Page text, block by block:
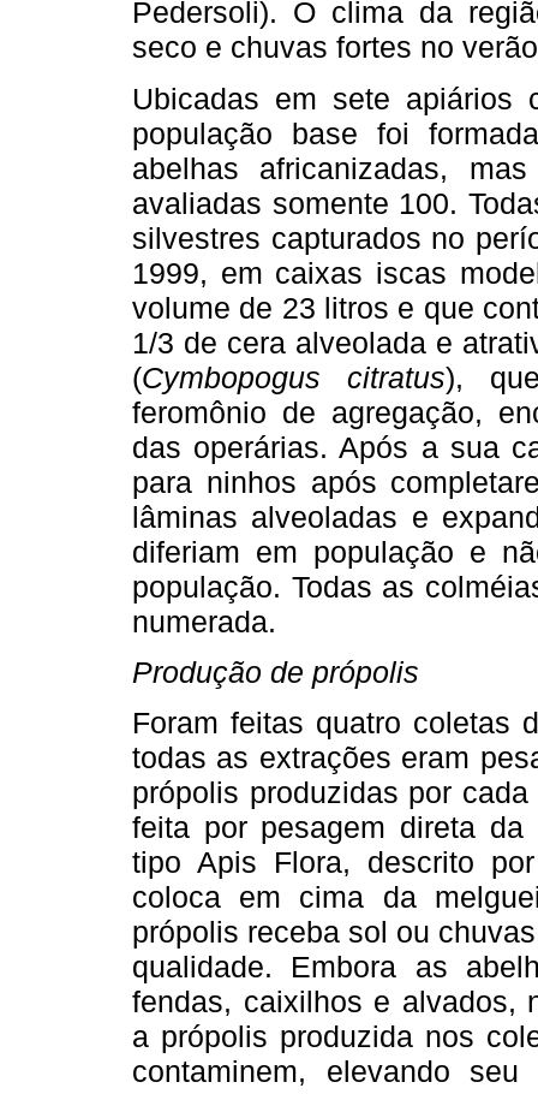
Pedersoli). O clima da
seco e chuvas fortes no
Ubicadas em sete apiários
população base foi
abelhas africanizadas,
avaliadas somente 100.
silvestres capturados no
1999, em caixas iscas
volume de 23 litros e que
1/3 de cera alveolada e
(Cymbopogus citratus),
feromônio de agregação,
das operárias. Após a sua
para ninhos após
lâminas alveoladas e
diferiam em população e
população. Todas as
numerada.
Produção de própolis
Foram feitas quatro coletas
todas as extrações eram
própolis produzidas por
feita por pesagem direta
tipo Apis Flora, descrito
coloca em cima da
própolis receba sol ou
qualidade. Embora as
fendas, caixilhos e alvados,
a própolis produzida nos
contaminem, elevando